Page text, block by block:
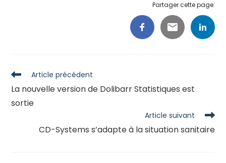
Partager cette page:
Read
articles
Article précédent
La nouvelle version de Dolibarr Statistiques est
sortie
Article suivant
CD-Systems s’adapte à la situation sanitaire